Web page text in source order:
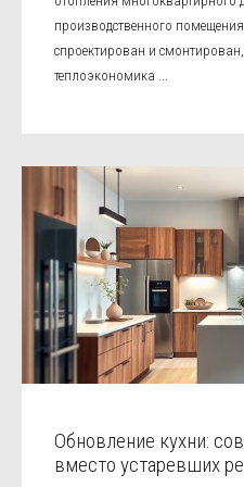
производственного
спроектирован и
теплоэкономика ...
Обновление кухни:
вместо устаревших